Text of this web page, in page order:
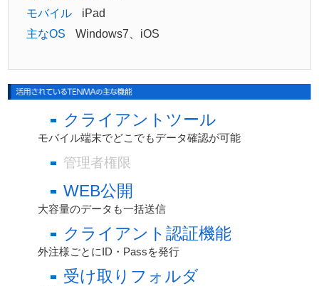
モバイル
iPad
主なOS
Windows7、iOS
クライアントツール
モバイル端末でどこでもデータ確認が可能
管理者権限
WEB公開
大容量のデータも一括送信
クライアント認証機能
外注様ごとにID・Passを発行
受け取りフォルダ